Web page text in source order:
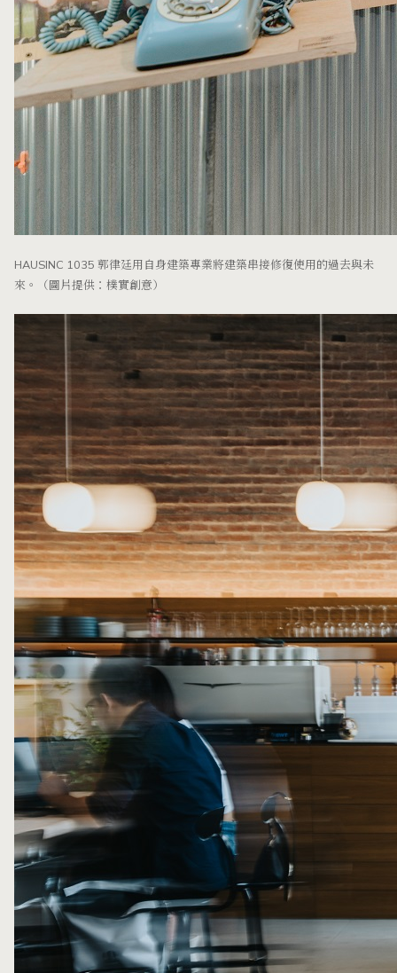
HAUSINC 1035 郭律廷用自身建築專業將建築串接修復使用的過去與未
來。（圖片提供：樸實創意）